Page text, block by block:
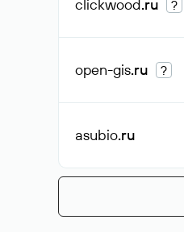
clickwood.ru ?
open-gis.ru ?
asubio.ru